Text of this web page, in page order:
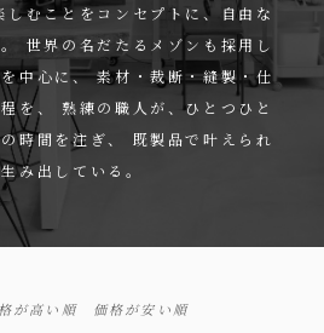
しむことをコンセプトに、自由な
世界の名だたるメゾンも採用し
中心に、素材・裁断・縫製・仕
を、
熟練の職人が、ひとつひと
時間を注ぎ、
既製品で叶えられ
み出している。
が高い順 価格が安い順